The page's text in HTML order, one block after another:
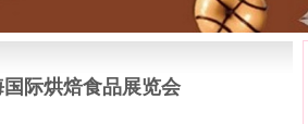
国际烘焙食品展览会